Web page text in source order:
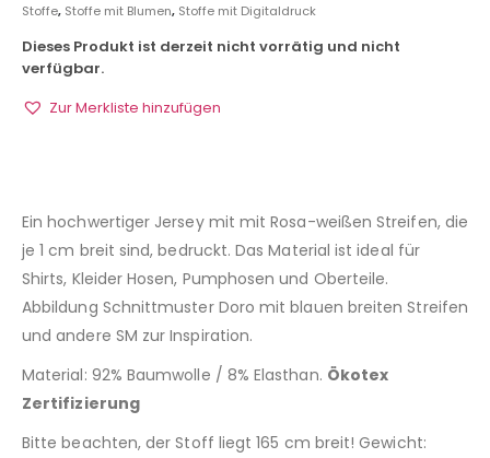
Stoffe, Stoffe mit Blumen, Stoffe mit Digitaldruck
Dieses Produkt ist derzeit nicht vorrätig und nicht
verfügbar.
Zur Merkliste hinzufügen
Ein hochwertiger Jersey mit mit Rosa-weißen Streifen, die
je 1 cm breit sind, bedruckt. Das Material ist ideal für
Shirts, Kleider Hosen, Pumphosen und Oberteile.
Abbildung Schnittmuster Doro mit blauen breiten Streifen
und andere SM zur Inspiration.
Material: 92% Baumwolle / 8% Elasthan. Ökotex
Zertifizierung
Bitte beachten, der Stoff liegt 165 cm breit! Gewicht: